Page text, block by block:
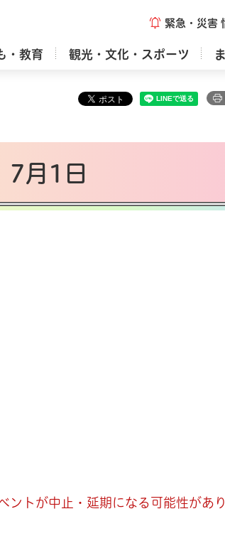
緊急・災害
・教育 観光・文化・スポーツ
7月1日
トが中止・延期になる可能性があり